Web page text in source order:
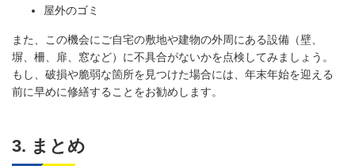
屋外のゴミ
また、この機会にご自宅の敷地や建物の外周にある設備（壁、
塀、柵、扉、窓など）に不具合がないかを点検してみましょう。
もし、破損や脆弱な箇所を見つけた場合には、年末年始を迎える
前に早めに修繕することをお勧めします。
3. まとめ